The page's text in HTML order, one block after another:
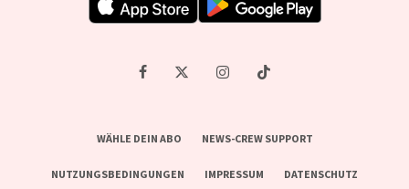
WÄHLE DEIN ABO NEWS-CREW SUPPORT
NUTZUNGSBEDINGUNGEN IMPRESSUM DATENSCHUTZ